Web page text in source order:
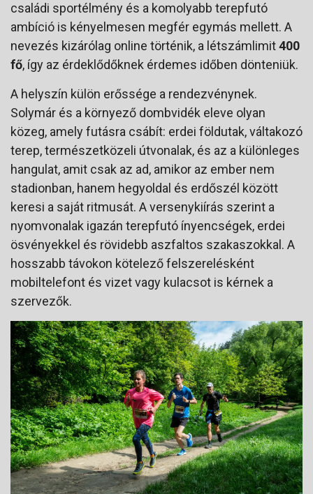
családi sportélmény és a komolyabb terepfutó
ambíció is kényelmesen megfér egymás mellett. A
nevezés kizárólag online történik, a létszámlimit400
fő, így az érdeklődőknek érdemes időben dönteniük.
A helyszín külön erőssége a rendezvénynek.
Solymár és a környező dombvidék eleve olyan
közeg, amely futásra csábít: erdei földutak, váltakozó
terep, természetközeli útvonalak, és az a különleges
hangulat, amit csak az ad, amikor az ember nem
stadionban, hanem hegyoldal és erdőszél között
keresi a saját ritmusát. A versenykiírás szerint a
nyomvonalak igazán terepfutó ínyencségek, erdei
ösvényekkel és rövidebb aszfaltos szakaszokkal. A
hosszabb távokon kötelező felszerelésként
mobiltelefont és vizet vagy kulacsot is kérnek a
szervezők.